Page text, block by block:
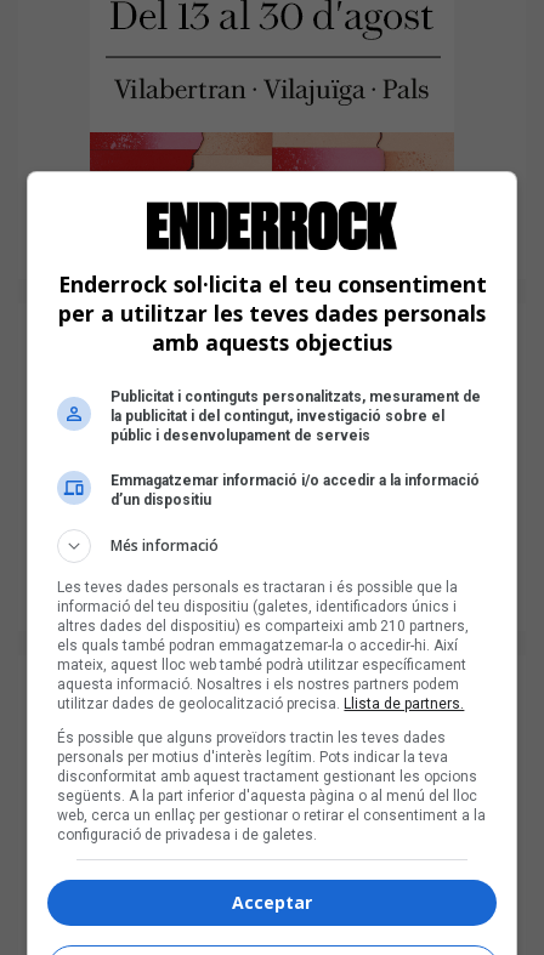
Enderrock sol·licita el teu consentiment
per a utilitzar les teves dades personals
amb aquests objectius
Publicitat i continguts personalitzats, mesurament de
la publicitat i del contingut, investigació sobre el
públic i desenvolupament de serveis
Emmagatzemar informació i/o accedir a la informació
d’un dispositiu
Més informació
Les teves dades personals es tractaran i és possible que la
informació del teu dispositiu (galetes, identificadors únics i
altres dades del dispositiu) es comparteixi amb 210 partners,
els quals també podran emmagatzemar-la o accedir-hi. Així
mateix, aquest lloc web també podrà utilitzar específicament
aquesta informació. Nosaltres i els nostres partners podem
utilitzar dades de geolocalització precisa. Llista de partners.
És possible que alguns proveïdors tractin les teves dades
personals per motius d'interès legítim. Pots indicar la teva
disconformitat amb aquest tractament gestionant les opcions
següents. A la part inferior d'aquesta pàgina o al menú del lloc
web, cerca un enllaç per gestionar o retirar el consentiment a la
configuració de privadesa i de galetes.
Acceptar